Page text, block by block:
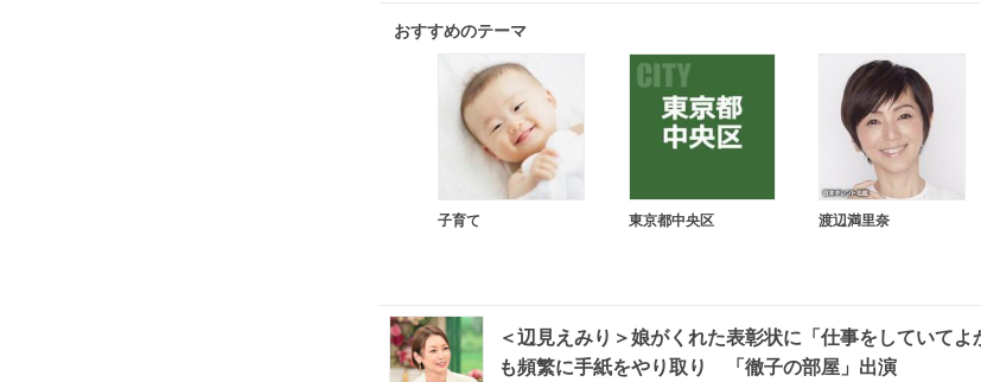
おすすめのテーマ
子育て 東京都中央区 渡辺満里奈
＜辺見えみり＞娘がくれた表彰状に「仕事をしていて
も頻繁に手紙をやり取り 「徹子の部屋」出演